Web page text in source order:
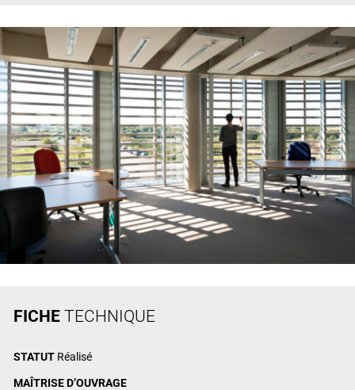
FICHETECHNIQUE
STATUT Réalisé
MAÎTRISE D’OUVRAGE